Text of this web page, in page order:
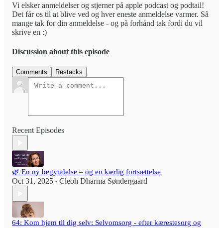
Vi elsker anmeldelser og stjerner på apple podcast og podtail!
Det får os til at blive ved og hver eneste anmeldelse varmer. Så
mange tak for din anmeldelse - og på forhånd tak fordi du vil
skrive en :)
Discussion about this episode
Comments Restacks
Recent Episodes
🌿 En ny begyndelse – og en kærlig fortsættelse
Oct 31, 2025 • Cleoh Dharma Søndergaard
64: Kom hjem til dig selv: Selvomsorg - efter kærestesorg og